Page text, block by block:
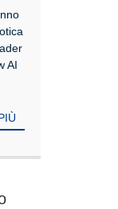
AI